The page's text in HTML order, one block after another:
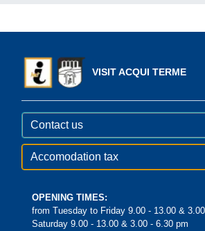
VISIT ACQUI TERME
Contact us
Accomodation tax
OPENING TIMES:
from Tuesday to Friday 9.00 - 13.00 &
Saturday 9.00 - 13.00 & 3.00 - 6.30 pm